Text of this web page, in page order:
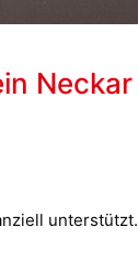
Neckar
unterstützt.